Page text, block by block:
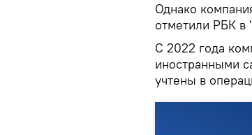
Однако
отметили РБК в
С 2022 года
иностранными
учтены в